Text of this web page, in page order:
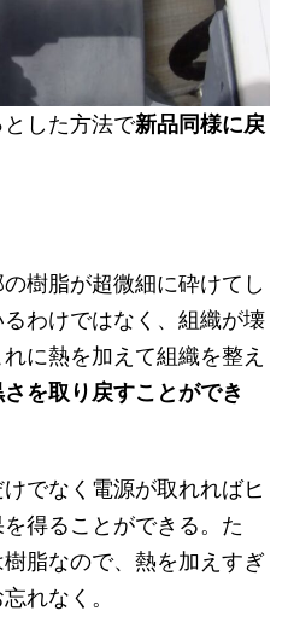
した方法で新品同様に戻
樹脂が超微細に砕けてし
わけではなく、組織が壊
に熱を加えて組織を整え
を取り戻すことができ
でなく電源が取れればヒ
得ることができる。た
脂なので、熱を加えすぎ
れなく。